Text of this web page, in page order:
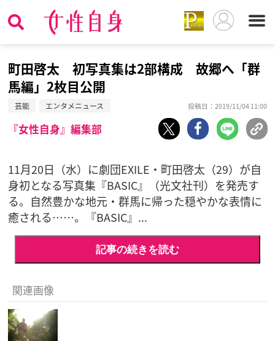
町田啓太 初写真集は2部構成 故郷へ「群
馬編」2枚目公開
芸能 エンタメニュース 投稿日：2019/11/04 11:00
『女性自身』編集部
11月20日（水）に劇団EXILE・町田啓太（29）が自
身初となる写真集『BASIC』（光文社刊）を発売す
る。自然豊かな地元・群馬に帰った穏やかな表情に
癒される……。『BASIC』...
記事の続きを読む
関連画像